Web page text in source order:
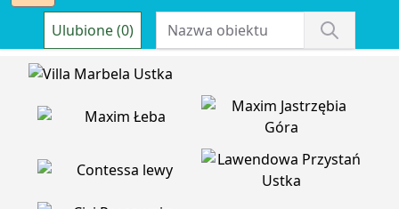
Ulubione (0)